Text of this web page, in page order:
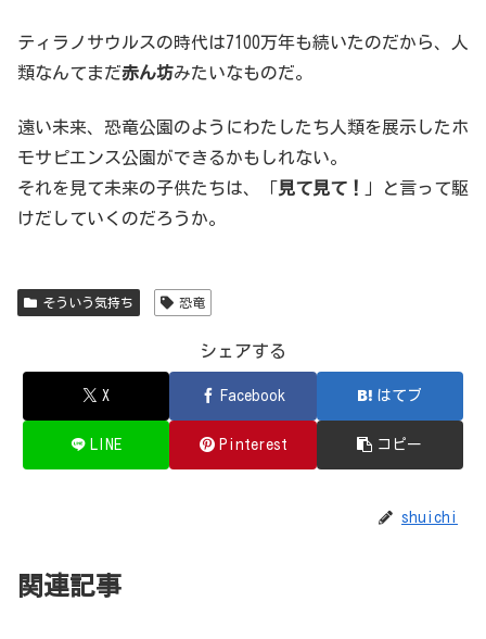
ティラノサウルスの時代は7100万年も続いたのだから、人
類なんてまだ赤ん坊みたいなものだ。
遠い未来、恐竜公園のようにわたしたち人類を展示したホ
モサピエンス公園ができるかもしれない。
それを見て未来の子供たちは、「見て見て！
」と言って駆
けだしていくのだろうか。
そういう気持ち 恐竜
シェアする
X Facebook はてブ
LINE Pinterest コピー
shuichi
関連記事